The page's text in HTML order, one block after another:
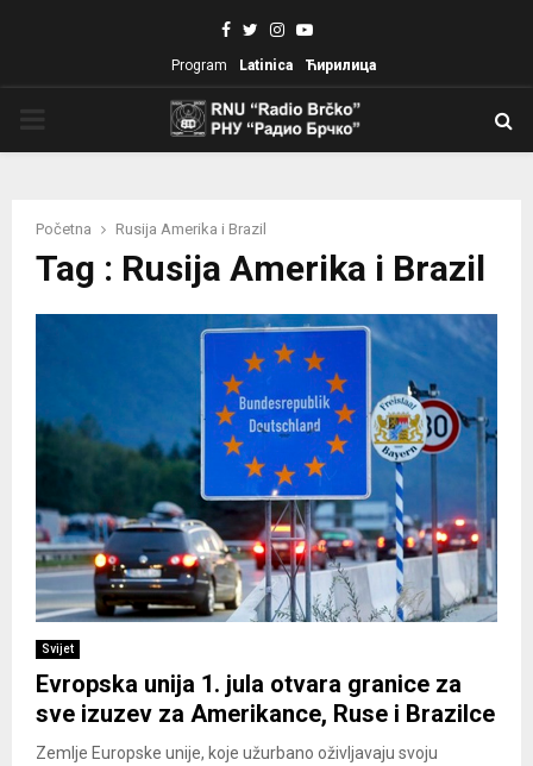
Facebook
TwitterInstagram
Youtube
Program Latinica Ћирилица
Početna Rusija Amerika i Brazil
Tag : Rusija Amerika i Brazil
Svijet
Evropska unija 1. jula otvara granice za
sve izuzev za Amerikance, Ruse i Brazilce
Zemlje Europske unije, koje užurbano oživljavaju svoju